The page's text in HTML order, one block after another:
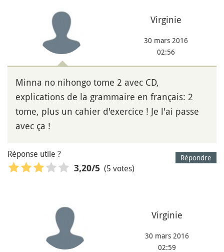
Virginie
30 mars 2016
02:56
Minna no nihongo tome 2 avec CD,
explications de la grammaire en français: 2
tome, plus un cahier d'exercice ! Je l'ai passe
avec ça !
Répondre
Réponse utile ?
3,20/5 (5 votes)
Virginie
30 mars 2016
02:59